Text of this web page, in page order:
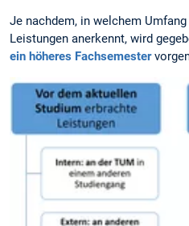
Je nachdem, in welchem
Leistungen anerkennt, wird
ein höheres Fachsemester